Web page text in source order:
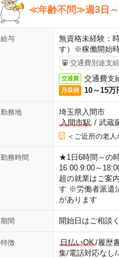
≪年齢不問≫週3日～
給与
無資格未経験：
す）※稼働開始
交通費別途支
交通費 交通費支
月収例 10～15万
勤務地
埼玉県入間市
入間市駅/ 武蔵
＜ご近所の老人
勤務時間
★1日6時間～の
16:00 9:00～
超の就業はご案
す ※労働者派遣
があります
期間 開始日はご相談
特徴 日払いOK/履歴
集/電話対応なし/